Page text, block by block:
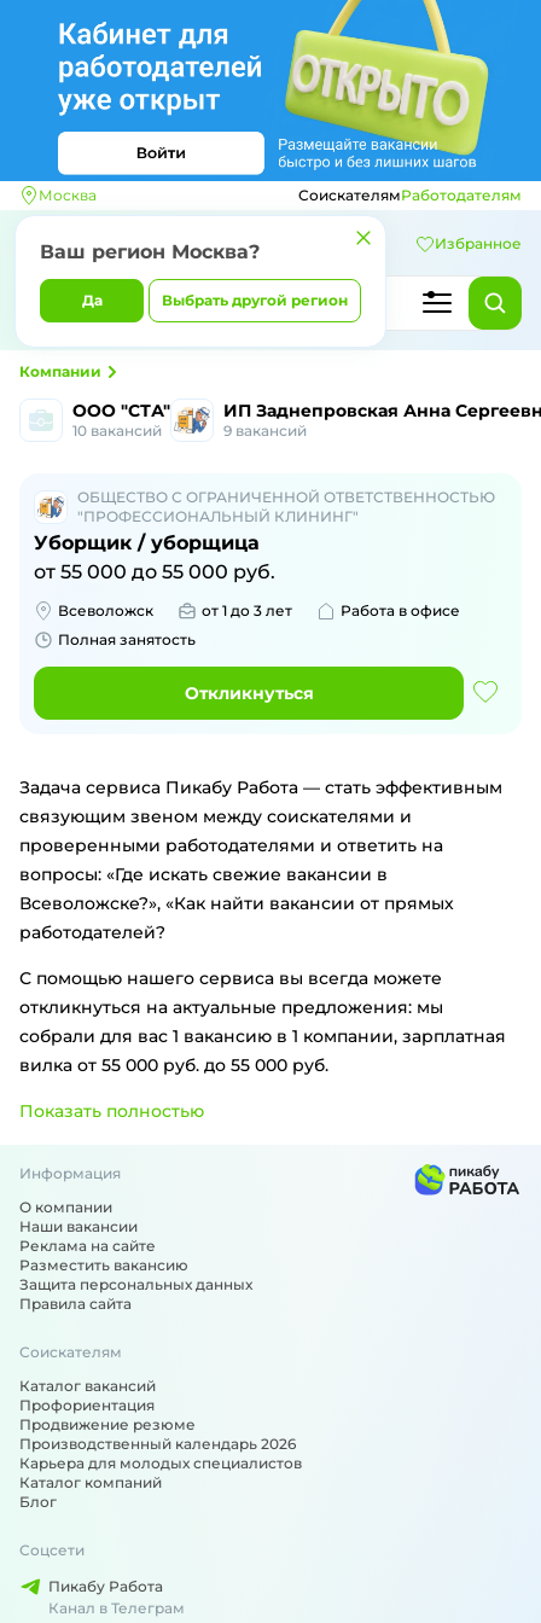
Москва
Ваш регион Москва?
Да Выбрать другой регион
СоискателямРаботодателям
Избранное
Работа и вакансии
ООО "СТА"
10 вакансий
ИП Заднепровская Анна
9 вакансий
Компании
ОБЩЕСТВО С ОГРАНИЧЕННОЙ ОТВЕТСТВЕННОСТЬЮ
"ПРОФЕССИОНАЛЬНЫЙ КЛИНИНГ"
Уборщик / уборщица
от 55 000 до 55 000 руб.
Всеволожск от 1 до 3 лет
Работа в офисе
Полная занятость
Откликнуться
Задача сервиса Пикабу Работа — стать эффективным
связующим звеном между соискателями и
проверенными работодателями и ответить на
вопросы: «Где искать свежие вакансии в
Всеволожске?», «Как найти вакансии от прямых
работодателей?
С помощью нашего сервиса вы всегда можете
откликнуться на актуальные предложения: мы
собрали для вас 1 вакансию в 1 компании, зарплатная
вилка от 55 000 руб. до 55 000 руб.
Показать полностью
Информация
О компании
Наши вакансии
Реклама на сайте
Разместить вакансию
Защита персональных данных
Правила сайта
Соискателям
Каталог вакансий
Профориентация
Продвижение резюме
Производственный календарь 2026
Карьера для молодых специалистов
Каталог компаний
Блог
Соцсети
Пикабу Работа
Канал в Телеграм